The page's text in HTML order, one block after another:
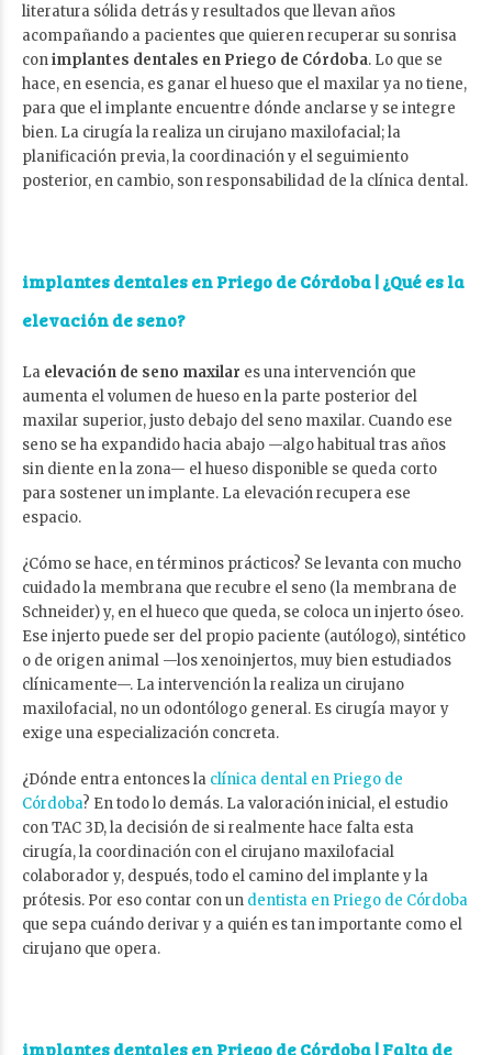
literatura sólida detrás y resultados que llevan años
acompañando a pacientes que quieren recuperar su sonrisa
conimplantes dentales en Priego de Córdoba. Lo que se
hace, en esencia, es ganar el hueso que el maxilar ya no tiene,
para que el implante encuentre dónde anclarse y se integre
bien. La cirugía la realiza un cirujano maxilofacial; la
planificación previa, la coordinación y el seguimiento
posterior, en cambio, son responsabilidad de la clínica dental.
implantes dentales en Priego de Córdoba| ¿Qué es la
elevación de seno?
La elevación de seno maxilar es una intervención que
aumenta el volumen de hueso en la parte posterior del
maxilar superior, justo debajo del seno maxilar. Cuando ese
seno se ha expandido hacia abajo —algo habitual tras años
sin diente en la zona— el hueso disponible se queda corto
para sostener un implante. La elevación recupera ese
espacio.
¿Cómo se hace, en términos prácticos? Se levanta con mucho
cuidado la membrana que recubre el seno (la membrana de
Schneider) y, en el hueco que queda, se coloca un injerto óseo.
Ese injerto puede ser del propio paciente (autólogo), sintético
o de origen animal —los xenoinjertos, muy bien estudiados
clínicamente—. La intervención la realiza un cirujano
maxilofacial, no un odontólogo general. Es cirugía mayor y
exige una especialización concreta.
¿Dónde entra entonces la clínica dental en Priego de
Córdoba? En todo lo demás. La valoración inicial, el estudio
con TAC 3D, la decisión de si realmente hace falta esta
cirugía, la coordinación con el cirujano maxilofacial
colaborador y, después, todo el camino del implante y la
prótesis. Por eso contar con un dentista en Priego de Córdoba
que sepa cuándo derivar y a quién es tan importante como el
cirujano que opera.
implantes dentales en Priego de Córdoba| Falta de